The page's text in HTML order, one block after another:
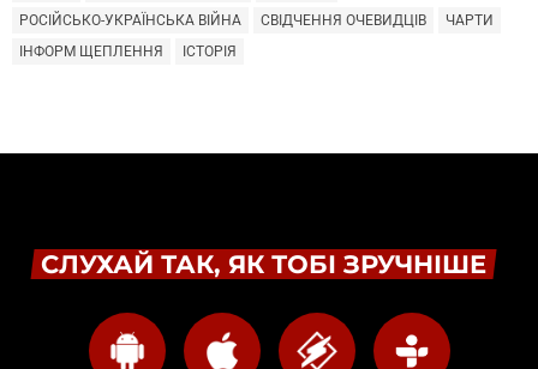
РОСІЙСЬКО-УКРАЇНСЬКА ВІЙНА
СВІДЧЕННЯ ОЧЕВИДЦІВ
ЧАРТИ
ІНФОРМ ЩЕПЛЕННЯ
ІСТОРІЯ
СЛУХАЙ ТАК, ЯК ТОБІ ЗРУЧНІШЕ